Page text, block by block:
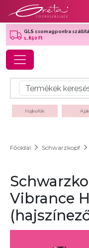
GLS csomagpontra
1,850 Ft
Toggle navigation
Hajkefék Ajak
Főoldal Schwarzkopf
Vibrance